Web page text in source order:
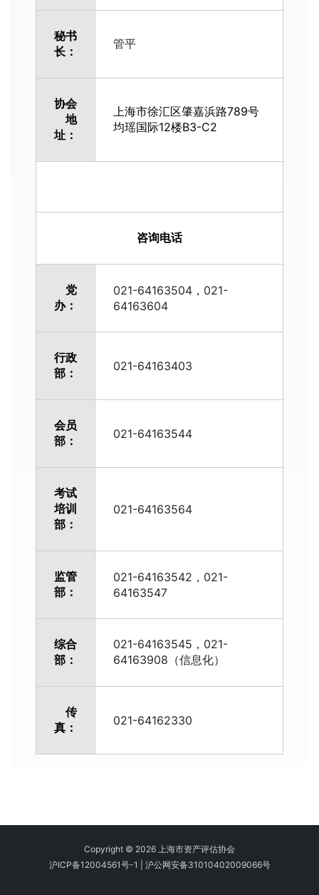
秘书
长：
管平
协会
地
址：
上海市徐汇区肇嘉浜路789号
均瑶国际12楼B3-C2
咨询电话
党
办：
021-64163504，021-
64163604
行政
部：
021-64163403
会员
部：
021-64163544
考试
培训
部：
021-64163564
监管
部：
021-64163542，021-
64163547
综合
部：
021-64163545，021-
64163908（信息化）
传
真：
021-64162330
Copyright © 2026 上海市资产评估协会
沪ICP备12004561号-1
沪公网安备31010402009066号